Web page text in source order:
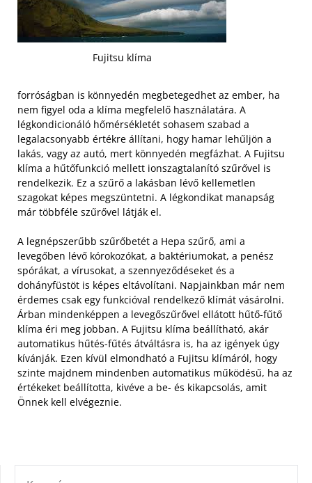
Fujitsu klíma
forróságban is könnyedén megbetegedhet az ember, ha
nem figyel oda a klíma megfelelő használatára. A
légkondicionáló hőmérsékletét sohasem szabad a
legalacsonyabb értékre állítani, hogy hamar lehűljön a
lakás, vagy az autó, mert könnyedén megfázhat. A Fujitsu
klíma a hűtőfunkció mellett ionszagtalanító szűrővel is
rendelkezik. Ez a szűrő a lakásban lévő kellemetlen
szagokat képes megszüntetni. A légkondikat manapság
már többféle szűrővel látják el.
A legnépszerűbb szűrőbetét a Hepa szűrő, ami a
levegőben lévő kórokozókat, a baktériumokat, a penész
spórákat, a vírusokat, a szennyeződéseket és a
dohányfüstöt is képes eltávolítani. Napjainkban már nem
érdemes csak egy funkcióval rendelkező klímát vásárolni.
Árban mindenképpen a levegőszűrővel ellátott hűtő-fűtő
klíma éri meg jobban. A Fujitsu klíma beállítható, akár
automatikus hűtés-fűtés átváltásra is, ha az igények úgy
kívánják. Ezen kívül elmondható a Fujitsu klímáról, hogy
szinte majdnem mindenben automatikus működésű, ha az
értékeket beállította, kivéve a be- és kikapcsolás, amit
Önnek kell elvégeznie.